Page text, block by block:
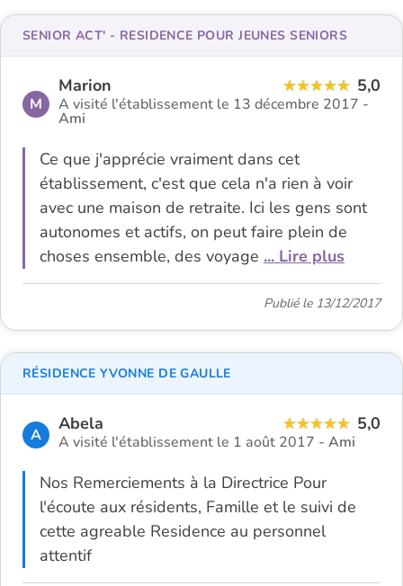
M
Marion 5,0
A visité l'établissement le 13 décembre 2017 -
Ami
Ce que j'apprécie vraiment dans cet
établissement, c'est que cela n'a rien à voir
avec une maison de retraite. Ici les gens sont
autonomes et actifs, on peut faire plein de
choses ensemble, des voyage ... Lire plus
SENIOR ACT' - RESIDENCE POUR JEUNES SENIORS
Publié le 13/12/2017
A
Abela 5,0
A visité l'établissement le 1 août 2017 - Ami
Nos Remerciements à la Directrice Pour
l'écoute aux résidents, Famille et le suivi de
cette agreable Residence au personnel
attentif
RÉSIDENCE YVONNE DE GAULLE